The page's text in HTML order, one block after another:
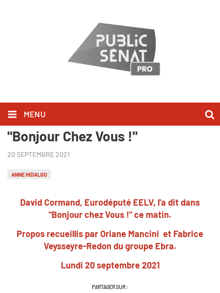
MENU
David Cormand l'a dit dans
"Bonjour Chez Vous !"
20 SEPTEMBRE 2021
ANNE HIDALGO
David Cormand, Eurodéputé EELV, l'a dit dans
"Bonjour chez Vous !" ce matin.
Propos recueillis par Oriane Mancini et Fabrice
Veysseyre-Redon du groupe Ebra.
Lundi 20 septembre 2021
PARTAGER SUR :